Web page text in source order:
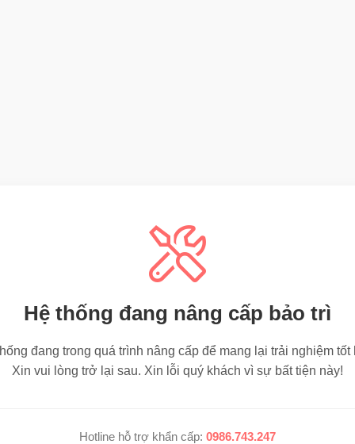
Hệ thống đang nâng cấp bảo trì
đang trong quá trình nâng cấp để mang lại trải nghiệm tốt
Xin vui lòng trở lại sau. Xin lỗi quý khách vì sự bất tiện này!
Hotline hỗ trợ khẩn cấp: 0986.743.247